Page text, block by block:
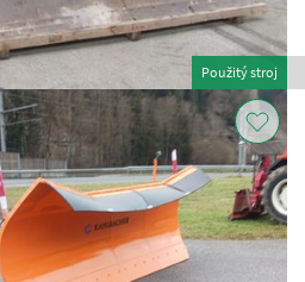
Použitý stroj